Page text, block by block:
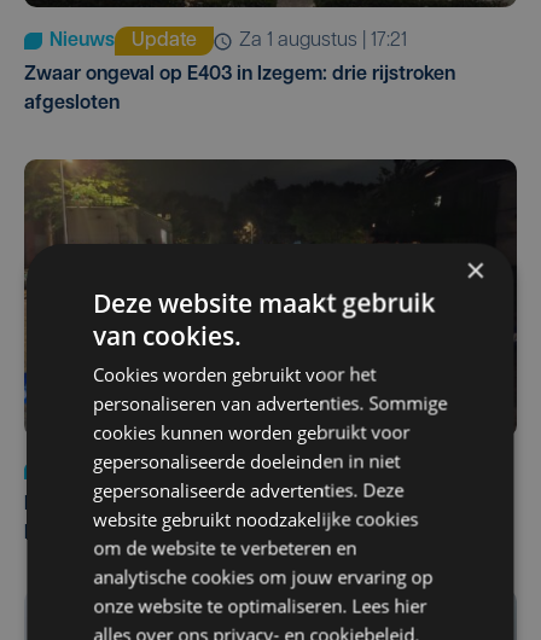
Nieuws Update
za 1 augustus | 17:21
Zwaar ongeval op E403 in Izegem: drie rijstroken
afgesloten
Nieuws
di 4 augustus | 09:32
Man en vrouw dood aangetroffen in woning in Sint-
Pieters Brugge
×
Deze website maakt gebruik
van cookies.
Cookies worden gebruikt voor het
personaliseren van advertenties. Sommige
cookies kunnen worden gebruikt voor
gepersonaliseerde doeleinden in niet
gepersonaliseerde advertenties. Deze
website gebruikt noodzakelijke cookies
om de website te verbeteren en
analytische cookies om jouw ervaring op
onze website te optimaliseren. Lees hier
alles over ons privacy- en cookiebeleid.